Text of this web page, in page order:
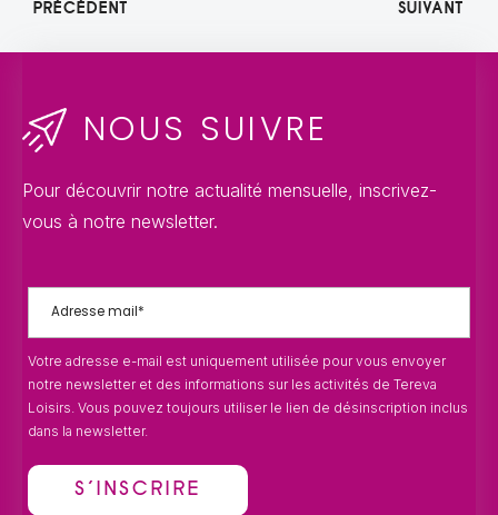
PRÉCÉDENT SUIVANT
NOUS SUIVRE
Pour découvrir notre actualité mensuelle, inscrivez-
vous à notre newsletter.
Votre adresse e-mail est uniquement utilisée pour vous envoyer
notre newsletter et des informations sur les activités de Tereva
Loisirs. Vous pouvez toujours utiliser le lien de désinscription inclus
dans la newsletter.